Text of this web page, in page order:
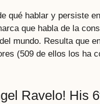
qué hablar y persiste
que habla de la
mundo. Resulta que
(509 de ellos los ha
Ravelo! His